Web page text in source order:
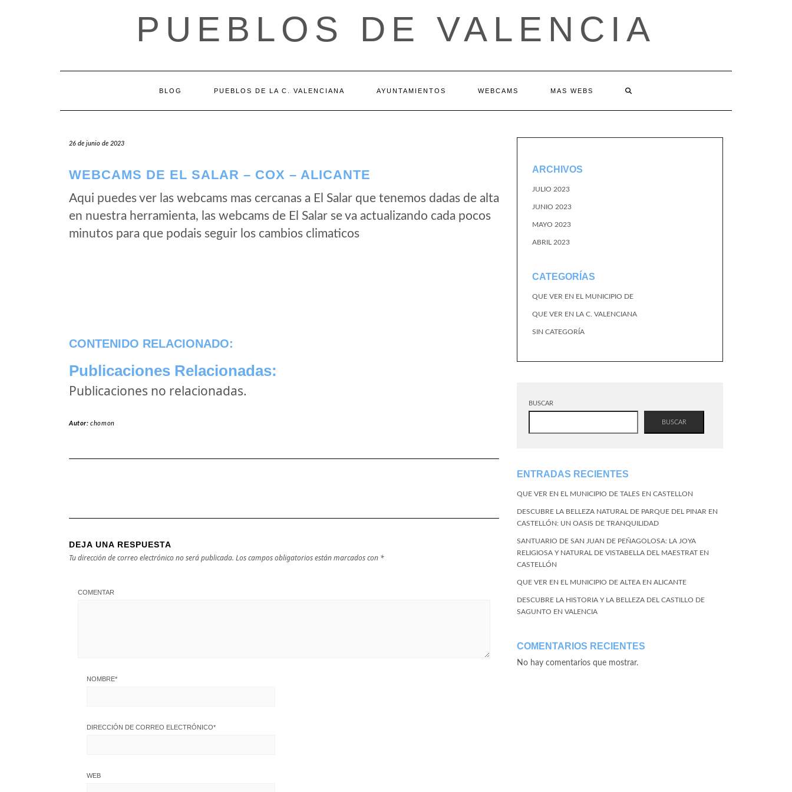
PUEBLOS DE VALENCIA
BLOG PUEBLOS DE LA C. VALENCIANA AYUNTAMIENTOS WEBCAMS MAS WEBS
26 de junio de 2023
WEBCAMS DE EL SALAR – COX – ALICANTE
Aqui puedes ver las webcams mas cercanas a El Salar que tenemos dadas de alta
en nuestra herramienta, las webcams de El Salar se va actualizando cada pocos
minutos para que podais seguir los cambios climaticos
CONTENIDO RELACIONADO:
Publicaciones Relacionadas:
Publicaciones no relacionadas.
Autor:chomon
DEJA UNA RESPUESTA
Tu dirección de correo electrónico no será publicada. Los campos obligatorios están marcados con *
COMENTAR
NOMBRE*
DIRECCIÓN DE CORREO ELECTRÓNICO*
WEB
ARCHIVOS
JULIO 2023
JUNIO 2023
MAYO 2023
ABRIL 2023
CATEGORÍAS
QUE VER EN EL MUNICIPIO DE
QUE VER EN LA C. VALENCIANA
SIN CATEGORÍA
BUSCAR
BUSCAR
ENTRADAS RECIENTES
QUE VER EN EL MUNICIPIO DE TALES EN CASTELLON
DESCUBRE LA BELLEZA NATURAL DE PARQUE DEL PINAR EN
CASTELLÓN: UN OASIS DE TRANQUILIDAD
SANTUARIO DE SAN JUAN DE PEÑAGOLOSA: LA JOYA
RELIGIOSA Y NATURAL DE VISTABELLA DEL MAESTRAT EN
CASTELLÓN
QUE VER EN EL MUNICIPIO DE ALTEA EN ALICANTE
DESCUBRE LA HISTORIA Y LA BELLEZA DEL CASTILLO DE
SAGUNTO EN VALENCIA
COMENTARIOS RECIENTES
No hay comentarios que mostrar.